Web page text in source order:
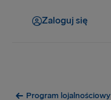
Zaloguj się
Program lojalnościowy